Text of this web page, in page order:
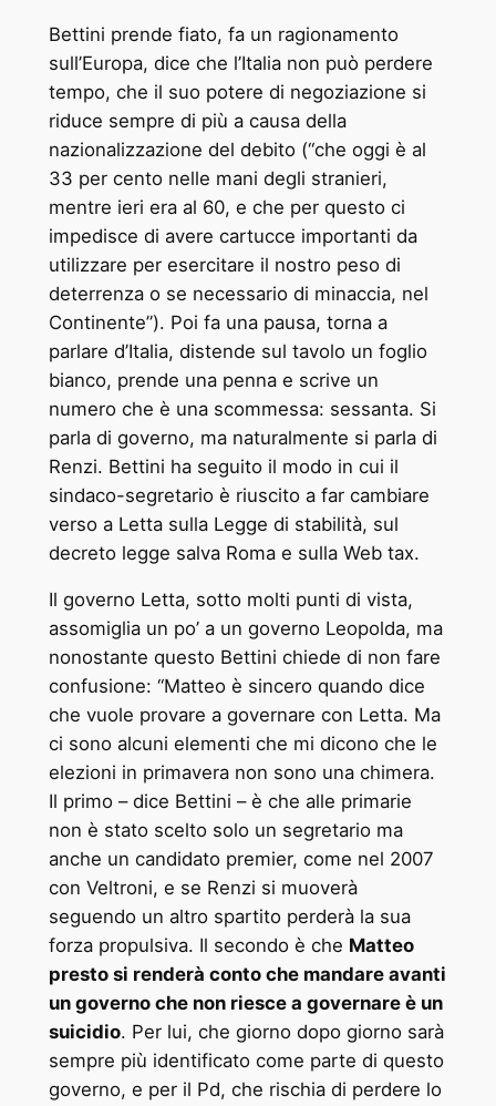
Bettini prende fiato, fa un ragionamento
sull’Europa, dice che l’Italia non può perdere
tempo, che il suo potere di negoziazione si
riduce sempre di più a causa della
nazionalizzazione del debito (“che oggi è al
33 per cento nelle mani degli stranieri,
mentre ieri era al 60, e che per questo ci
impedisce di avere cartucce importanti da
utilizzare per esercitare il nostro peso di
deterrenza o se necessario di minaccia, nel
Continente”). Poi fa una pausa, torna a
parlare d’Italia, distende sul tavolo un foglio
bianco, prende una penna e scrive un
numero che è una scommessa: sessanta. Si
parla di governo, ma naturalmente si parla di
Renzi. Bettini ha seguito il modo in cui il
sindaco-segretario è riuscito a far cambiare
verso a Letta sulla Legge di stabilità, sul
decreto legge salva Roma e sulla Web tax.
Il governo Letta, sotto molti punti di vista,
assomiglia un po’ a un governo Leopolda, ma
nonostante questo Bettini chiede di non fare
confusione: “Matteo è sincero quando dice
che vuole provare a governare con Letta. Ma
ci sono alcuni elementi che mi dicono che le
elezioni in primavera non sono una chimera.
Il primo – dice Bettini – è che alle primarie
non è stato scelto solo un segretario ma
anche un candidato premier, come nel 2007
con Veltroni, e se Renzi si muoverà
seguendo un altro spartito perderà la sua
forza propulsiva. Il secondo è che Matteo
presto si renderà conto che mandare avanti
un governo che non riesce a governare è un
suicidio. Per lui, che giorno dopo giorno sarà
sempre più identificato come parte di questo
governo, e per il Pd, che rischia di perdere lo